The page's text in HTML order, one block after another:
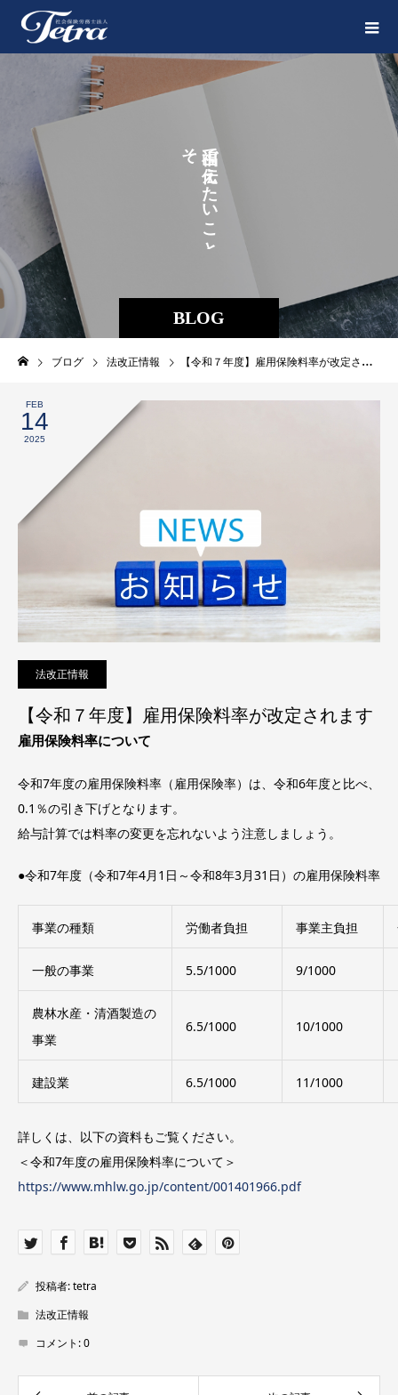
BLOG
で
え
た
い
こ
と
そ
の
ブログ 法改正情報 【令和７年度】雇用保険料率が改定されます
FEB
14
2025
法改正情報
【令和７年度】雇用保険料率が改定されます
雇用保険料率について
令和7年度の雇用保険料率（雇用保険率）は、令和6年度と比べ、
0.1％の引き下げとなります。
給与計算では料率の変更を忘れないよう注意しましょう。
●令和7年度（令和7年4月1日～令和8年3月31日）の雇用保険料率
事業の種類 労働者負担 事業主負担
一般の事業 5.5/1000 9/1000
農林水産・清酒製造の
事業
6.5/1000 10/1000
建設業 6.5/1000 11/1000
詳しくは、以下の資料もご覧ください。
＜令和7年度の雇用保険料率について＞
https://www.mhlw.go.jp/content/001401966.pdf
投稿者:tetra
法改正情報
コメント:0